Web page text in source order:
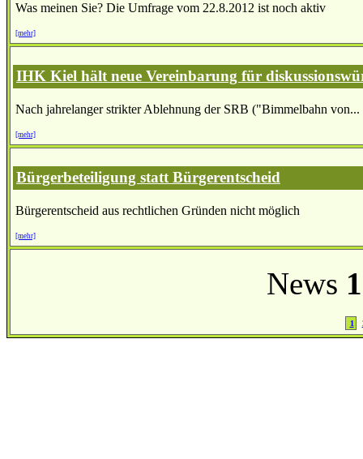
Was meinen Sie? Die Umfrage vom 22.8.2012 ist noch aktiv
[mehr]
IHK Kiel hält neue Vereinbarung für
Nach jahrelanger strikter Ablehnung der SRB ("Bimmelbahn von...
[mehr]
Bürgerbeteiligung statt Bürgerentscheid
Bürgerentscheid aus rechtlichen Gründen nicht möglich
[mehr]
News
1